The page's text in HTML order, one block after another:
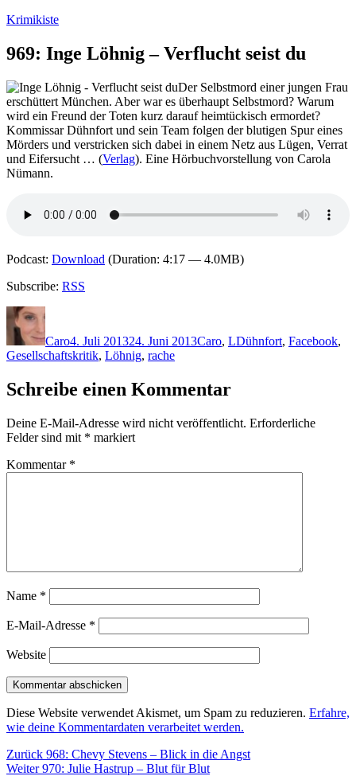
Zum
springen
Krimikiste
969: Inge Löhnig – Verflucht seist du
Der Selbstmord einer jungen Frau
erschüttert München. Aber war es überhaupt Selbstmord? Warum
wird ein Freund der Toten kurz darauf heimtückisch ermordet?
Kommissar Dühnfort und sein Team folgen der blutigen Spur eines
Mörders und verstricken sich dabei in einem Netz aus Lügen, Verrat
und Eifersucht … (Verlag). Eine Hörbuchvorstellung von Carola
Nümann.
Podcast: Download (Duration: 4:17 — 4.0MB)
Subscribe: RSS
Autor
Caro4. Juli 201324. Juni 2013Caro, LDühnfort, Facebook,
Gesellschaftskritik, Löhnig, rache
Schreibe einen Kommentar
Deine E-Mail-Adresse wird nicht veröffentlicht. Erforderliche
Felder sind mit * markiert
Kommentar *
Name *
E-Mail-Adresse *
Website
Diese Website verwendet Akismet, um Spam zu reduzieren. Erfahre,
wie deine Kommentardaten verarbeitet werden.
Beitragsnavigation
Zurück Vorheriger
Beitrag:
968: Chevy Stevens – Blick in die Angst
Weiter Nächster
970: Julie Hastrup – Blut für Blut